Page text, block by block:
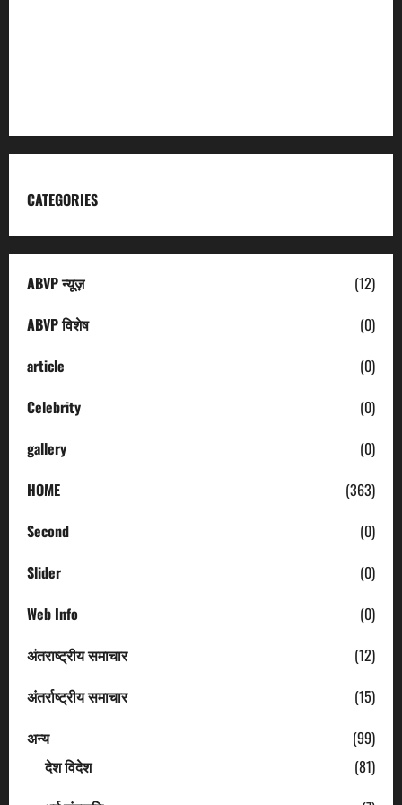
CATEGORIES
ABVP न्यूज़
(12)
ABVP विशेष
(0)
article
(0)
Celebrity
(0)
gallery
(0)
HOME
(363)
Second
(0)
Slider
(0)
Web Info
(0)
अंतराष्ट्रीय समाचार
(12)
अंतर्राष्ट्रीय समाचार
(15)
अन्य
(99)
देश विदेश
(81)